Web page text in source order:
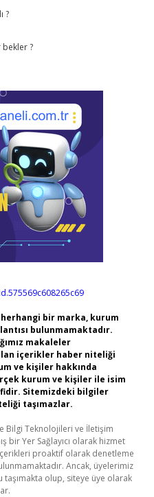
?
?
bir marka, kurum
bulunmamaktadır.
makaleler
içerikler haber niteliği
ve kişiler hakkında
kurum ve kişiler ile isim
Sitemizdeki bilgiler
taşımazlar.
Bilgi Teknolojileri ve İletişim
bir Yer Sağlayıcı olarak hizmet
proaktif olarak denetleme
Ancak, üyelerimiz
taşımakta olup, siteye üye olarak